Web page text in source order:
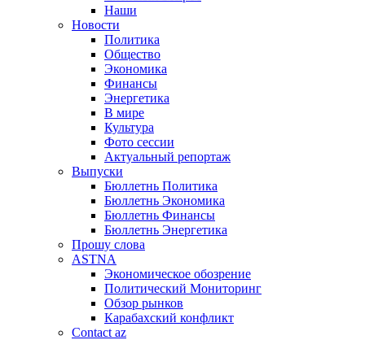
Наши
Новости
Политика
Общество
Экономика
Финансы
Энергетика
В мире
Культура
Фото сессии
Актуальный репортаж
Выпуски
Бюллетнь Политика
Бюллетнь Экономика
Бюллетнь Финансы
Бюллетнь Энергетика
Прошу слова
ASTNA
Экономическое обозрение
Политический Мониторинг
Обзор рынков
Карабахский конфликт
Contact az